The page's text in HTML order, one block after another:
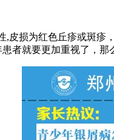
,皮损为红色丘疹或斑
者就要更加重视了，那